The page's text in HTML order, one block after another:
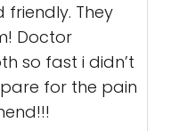
They
Doctor
so fast i didn’t
for the pain